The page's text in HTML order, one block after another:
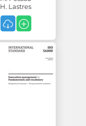
H. Lastres